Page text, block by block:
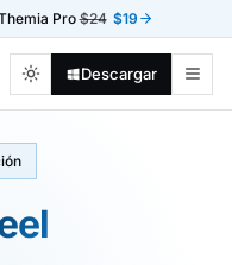
Pro$24 $19
Descargar